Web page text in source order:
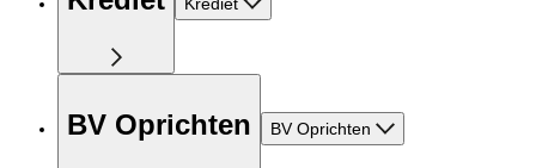
BV Oprichten BV Oprichten